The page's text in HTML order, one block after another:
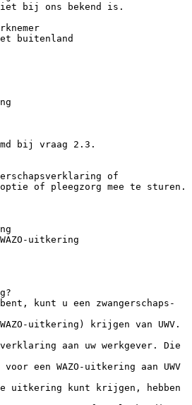
bij ons bekend is.
buitenland
bij vraag 2.3.
of
of pleegzorg mee te sturen.
uitkering
kunt u een zwangerschaps-
uitkering) krijgen van UWV.
aan uw werkgever. Die
voor een WAZO-uitkering aan UWV
uitkering kunt krijgen, hebben